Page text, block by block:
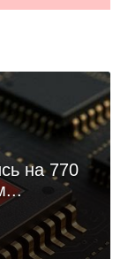
на 770